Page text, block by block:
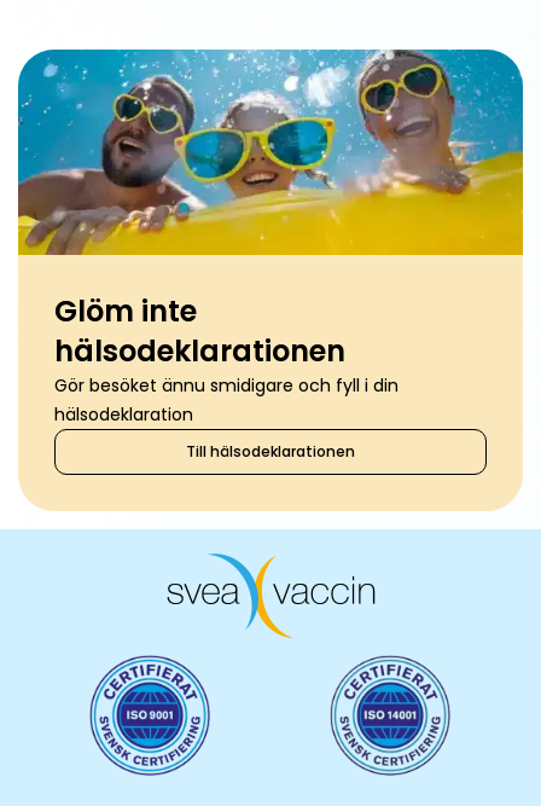
Glöm inte
hälsodeklarationen
Gör besöket ännu smidigare och fyll i din
hälsodeklaration
Till hälsodeklarationen